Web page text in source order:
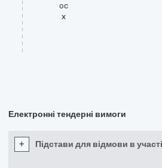
oc
x
Електронні тендерні вимоги
+ Підстави для відмови в